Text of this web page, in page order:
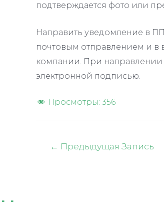
подтверждается фото или
Направить уведомление в
почтовым отправлением и в
компании. При направлении
электронной подписью.
Просмотры: 356
Навигация
← Предыдущая Запись